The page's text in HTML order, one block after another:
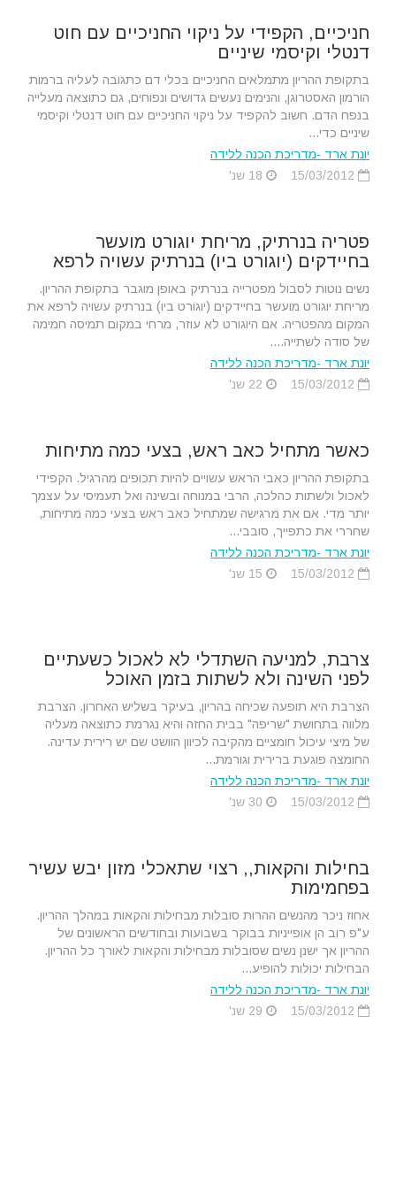
חניכיים, הקפידי על ניקוי החניכיים עם חוט
דנטלי וקיסמי שיניים
בתקופת ההריון מתמלאים החניכיים בכלי דם כתגובה לעליה ברמות
הורמון האסטרוגן, והנימים נעשים גדושים ונפוחים, גם כתוצאה מעלייה
בנפח הדם. חשוב להקפיד על ניקוי החניכיים עם חוט דנטלי וקיסמי
שיניים כדי...
יונת ארד -מדריכת הכנה ללידה
פטריה בנרתיק, מריחת יוגורט מועשר
בחיידקים (יוגורט ביו) בנרתיק עשויה לרפא
נשים נוטות לסבול מפטרייה בנרתיק באופן מוגבר בתקופת ההריון.
מריחת יוגורט מועשר בחיידקים (יוגורט ביו) בנרתיק עשויה לרפא את
המקום מהפטריה. אם היוגורט לא עוזר, מרחי במקום תמיסה חמימה
של סודה לשתייה....
יונת ארד -מדריכת הכנה ללידה
כאשר מתחיל כאב ראש, בצעי כמה מתיחות
בתקופת ההריון כאבי הראש עשויים להיות תכופים מהרגיל. הקפידי
לאכול ולשתות כהלכה, הרבי במנוחה ובשינה ואל תעמיסי על עצמך
יותר מדי. אם את מרגישה שמתחיל כאב ראש בצעי כמה מתיחות,
שחררי את כתפייך, סובבי...
יונת ארד -מדריכת הכנה ללידה
צרבת, למניעה השתדלי לא לאכול כשעתיים
לפני השינה ולא לשתות בזמן האוכל
הצרבת היא תופעה שכיחה בהריון, בעיקר בשליש האחרון. הצרבת
מלווה בתחושת "שריפה" בבית החזה והיא נגרמת כתוצאה מעליה
של מיצי עיכול חומציים מהקיבה לכיוון הוושט שם יש רירית עדינה.
החומצה פוגעת ברירית וגורמת...
יונת ארד -מדריכת הכנה ללידה
בחילות והקאות,, רצוי שתאכלי מזון יבש עשיר
בפחמימות
אחוז ניכר מהנשים ההרות סובלות מבחילות והקאות במהלך ההריון.
ע"פ רוב הן אופייניות בבוקר בשבועות ובחודשים הראשונים של
ההריון אך ישנן נשים שסובלות מבחילות והקאות לאורך כל ההריון.
הבחילות יכולות להופיע...
יונת ארד -מדריכת הכנה ללידה